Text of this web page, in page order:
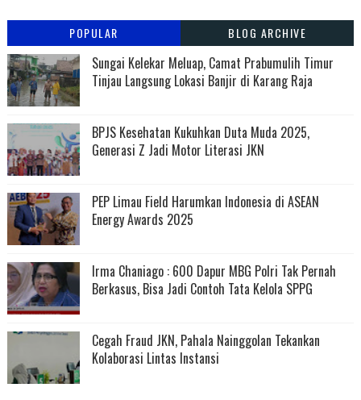
POPULAR BLOG ARCHIVE
Sungai Kelekar Meluap, Camat Prabumulih Timur
Tinjau Langsung Lokasi Banjir di Karang Raja
BPJS Kesehatan Kukuhkan Duta Muda 2025,
Generasi Z Jadi Motor Literasi JKN
PEP Limau Field Harumkan Indonesia di ASEAN
Energy Awards 2025
Irma Chaniago : 600 Dapur MBG Polri Tak Pernah
Berkasus, Bisa Jadi Contoh Tata Kelola SPPG
Cegah Fraud JKN, Pahala Nainggolan Tekankan
Kolaborasi Lintas Instansi